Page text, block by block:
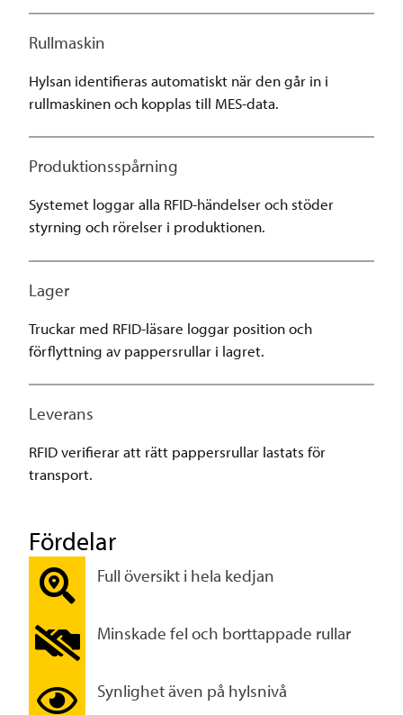
Rullmaskin
Hylsan identifieras automatiskt när den går in i
rullmaskinen och kopplas till MES-data.
Produktionsspårning
Systemet loggar alla RFID-händelser och stöder
styrning och rörelser i produktionen.
Lager
Truckar med RFID-läsare loggar position och
förflyttning av pappersrullar i lagret.
Leverans
RFID verifierar att rätt pappersrullar lastats för
transport.
Fördelar
Full översikt i hela kedjan
Minskade fel och borttappade rullar
Synlighet även på hylsnivå